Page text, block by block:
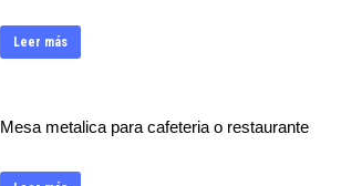
Leer más
Mesa metalica para cafeteria o restaurante